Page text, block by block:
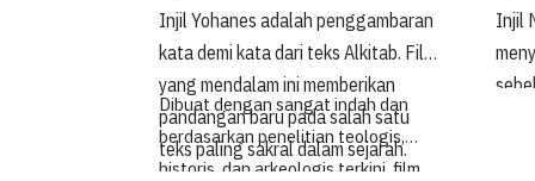
Injil Yohanes adalah penggambaran
kata demi kata dari teks Alkitab. Film
yang mendalam ini memberikan
pandangan baru pada salah satu
teks paling sakral dalam sejarah.
Dibuat dengan sangat indah dan
berdasarkan penelitian teologis,
historis, dan arkeologis terkini, film
Injil